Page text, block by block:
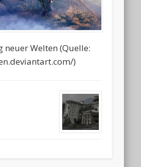
neuer Welten (Quelle:
)